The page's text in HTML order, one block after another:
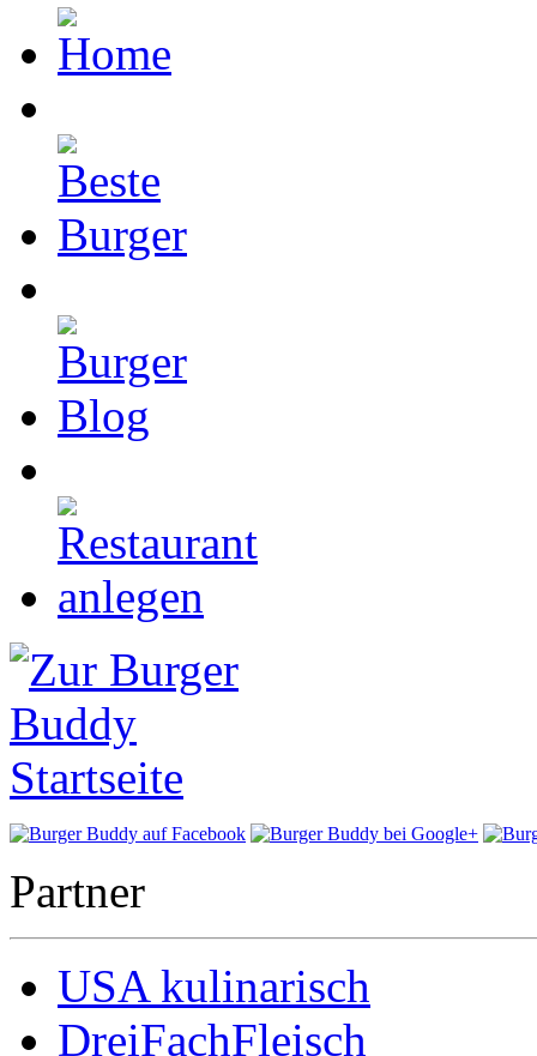
Partner
USA kulinarisch
DreiFachFleisch